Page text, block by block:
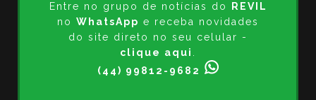
Entre no grupo de notícias do
REVIL
no WhatsApp e receba novidades
do site direto no seu celular -
clique aqui .
(44) 99812-9682